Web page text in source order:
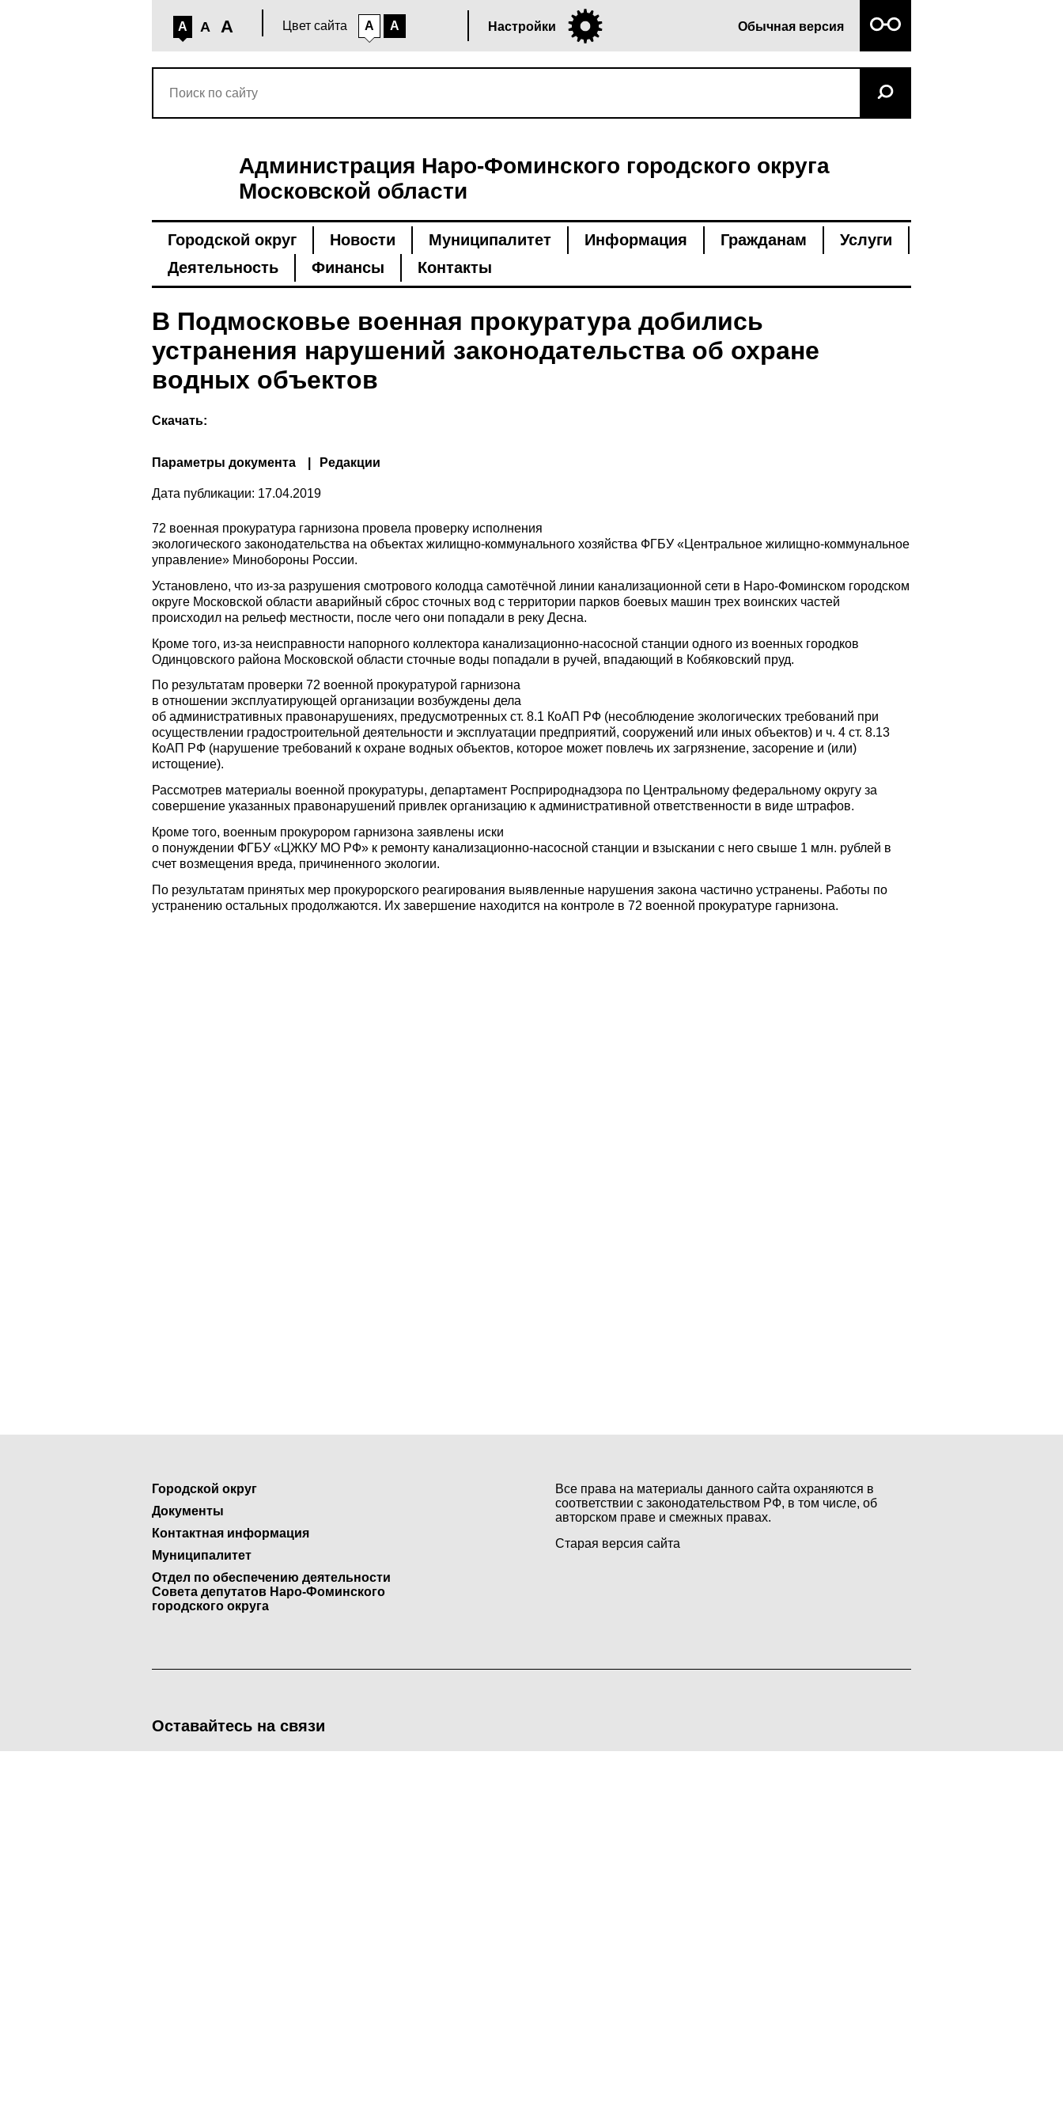
A A A Цвет сайта A A Настройки Обычная версия
Администрация Наро-Фоминского городского округа
Московской области
Городской округ Новости Муниципалитет Информация Гражданам
Услуги
Деятельность
Финансы Контакты
В Подмосковье военная прокуратура добились
устранения нарушений законодательства об охране
водных объектов
Скачать:
Параметры документа Редакции
Дата публикации: 17.04.2019
72 военная прокуратура гарнизона провела проверку исполнения
экологического законодательства на объектах жилищно-коммунального хозяйства ФГБУ «Центральное жилищно-коммунальное
управление» Минобороны России.
Установлено, что из-за разрушения смотрового колодца самотёчной линии канализационной сети в Наро-Фоминском городском
округе Московской области аварийный сброс сточных вод с территории парков боевых машин трех воинских частей
происходил на рельеф местности, после чего они попадали в реку Десна.
Кроме того, из-за неисправности напорного коллектора канализационно-насосной станции одного из военных городков
Одинцовского района Московской области сточные воды попадали в ручей, впадающий в Кобяковский пруд.
По результатам проверки 72 военной прокуратурой гарнизона
в отношении эксплуатирующей организации возбуждены дела
об административных правонарушениях, предусмотренных ст. 8.1 КоАП РФ (несоблюдение экологических требований при
осуществлении градостроительной деятельности и эксплуатации предприятий, сооружений или иных объектов) и ч. 4 ст. 8.13
КоАП РФ (нарушение требований к охране водных объектов, которое может повлечь их загрязнение, засорение и (или)
истощение).
Рассмотрев материалы военной прокуратуры, департамент Росприроднадзора по Центральному федеральному округу за
совершение указанных правонарушений привлек организацию к административной ответственности в виде штрафов.
Кроме того, военным прокурором гарнизона заявлены иски
о понуждении ФГБУ «ЦЖКУ МО РФ» к ремонту канализационно-насосной станции и взыскании с него свыше 1 млн. рублей в
счет возмещения вреда, причиненного экологии.
По результатам принятых мер прокурорского реагирования выявленные нарушения закона частично устранены. Работы по
устранению остальных продолжаются. Их завершение находится на контроле в 72 военной прокуратуре гарнизона.
Городской округ
Документы
Контактная информация
Муниципалитет
Отдел по обеспечению деятельности
Совета депутатов Наро-Фоминского
городского округа
Все права на материалы данного сайта охраняются в
соответствии с законодательством РФ, в том числе, об
авторском праве и смежных правах.
Старая версия сайта
Оставайтесь на связи